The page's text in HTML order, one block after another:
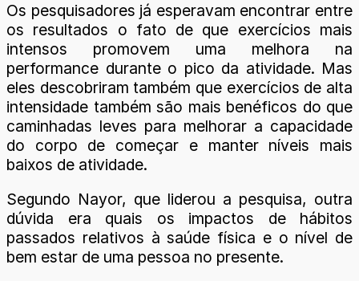
Os pesquisadores já esperavam encontrar entre
os resultados o fato de que exercícios mais
intensos promovem uma melhora na
performance durante o pico da atividade. Mas
eles descobriram também que exercícios de alta
intensidade também são mais benéficos do que
caminhadas leves para melhorar a capacidade
do corpo de começar e manter níveis mais
baixos de atividade.
Segundo Nayor, que liderou a pesquisa, outra
dúvida era quais os impactos de hábitos
passados relativos à saúde física e o nível de
bem estar de uma pessoa no presente.